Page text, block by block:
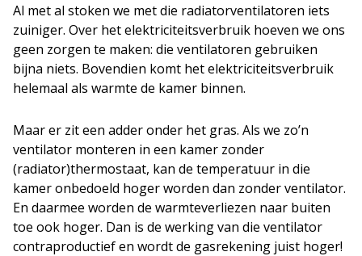
Al met al stoken we met die radiatorventilatoren iets
zuiniger. Over het elektriciteitsverbruik hoeven we ons
geen zorgen te maken: die ventilatoren gebruiken
bijna niets. Bovendien komt het elektriciteitsverbruik
helemaal als warmte de kamer binnen.
Maar er zit een adder onder het gras. Als we zo’n
ventilator monteren in een kamer zonder
(radiator)thermostaat, kan de temperatuur in die
kamer onbedoeld hoger worden dan zonder ventilator.
En daarmee worden de warmteverliezen naar buiten
toe ook hoger. Dan is de werking van die ventilator
contraproductief en wordt de gasrekening juist hoger!